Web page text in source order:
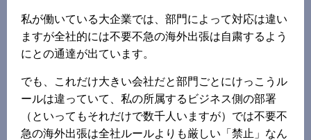
私が働いている大企業では、部門によって対応は違い
ますが全社的には不要不急の海外出張は自粛するよう
にとの通達が出ています。
でも、これだけ大きい会社だと部門ごとにけっこうル
ールは違っていて、私の所属するビジネス側の部署
（といってもそれだけで数千人いますが）では不要不
急の海外出張は全社ルールよりも厳しい「禁止」なん